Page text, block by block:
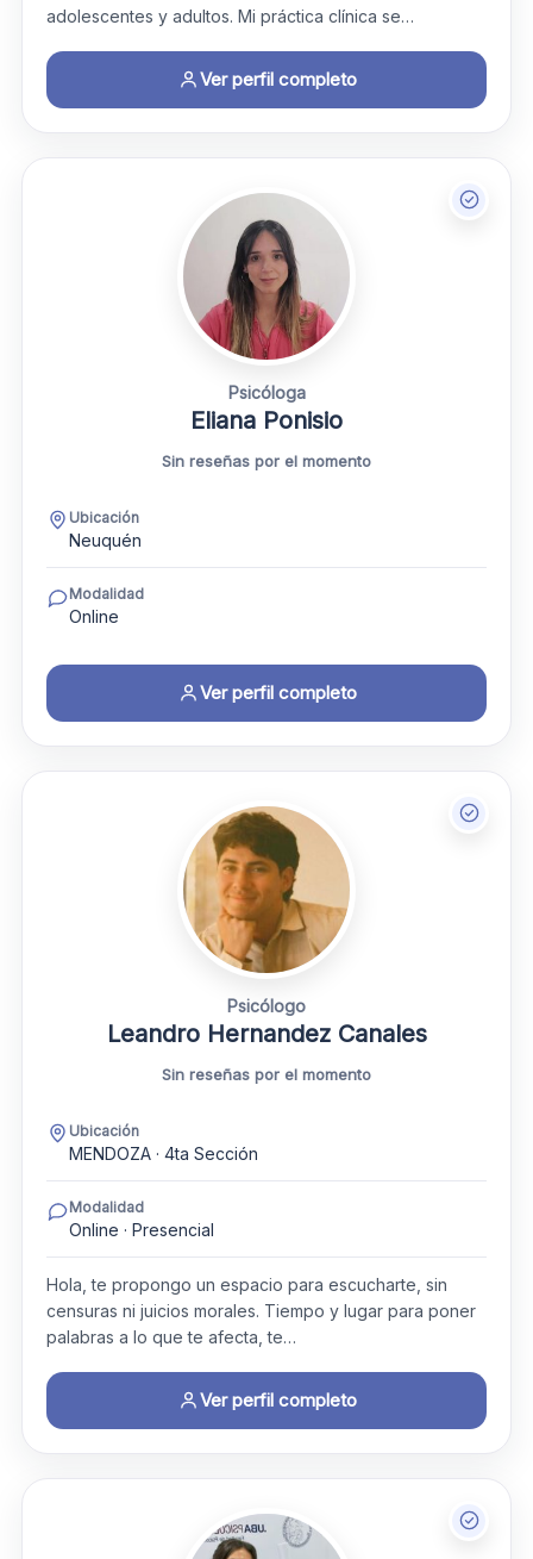
adolescentes y adultos. Mi práctica clínica se…
Ver perfil completo
Psicóloga
Eliana Ponisio
Sin reseñas por el momento
Ubicación
Neuquén
Modalidad
Online
Ver perfil completo
Psicólogo
Leandro Hernandez Canales
Sin reseñas por el momento
Ubicación
MENDOZA · 4ta Sección
Modalidad
Online · Presencial
Hola, te propongo un espacio para escucharte, sin
censuras ni juicios morales. Tiempo y lugar para poner
palabras a lo que te afecta, te…
Ver perfil completo